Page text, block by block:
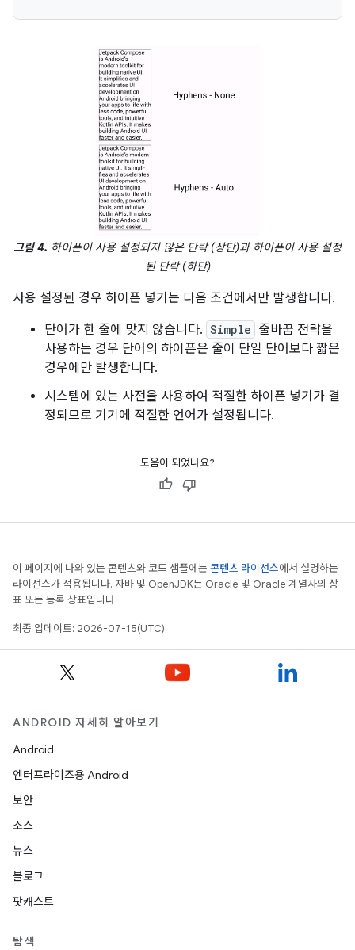
그림 4. 하이픈이 사용 설정되지 않은 단락 (상단)과 하이픈이 사용 설정
된 단락 (하단)
사용 설정된 경우 하이픈 넣기는 다음 조건에서만 발생합니다.
단어가 한 줄에 맞지 않습니다. Simple 줄바꿈 전략을
사용하는 경우 단어의 하이픈은 줄이 단일 단어보다 짧은
경우에만 발생합니다.
시스템에 있는 사전을 사용하여 적절한 하이픈 넣기가 결
정되므로 기기에 적절한 언어가 설정됩니다.
도움이 되었나요?
이 페이지에 나와 있는 콘텐츠와 코드 샘플에는 콘텐츠 라이선스에서 설명하는
라이선스가 적용됩니다. 자바 및 OpenJDK는 Oracle 및 Oracle 계열사의 상
표 또는 등록 상표입니다.
최종 업데이트: 2026-07-15(UTC)
ANDROID 자세히 알아보기
Android
엔터프라이즈용 Android
보안
소스
뉴스
블로그
팟캐스트
탐색